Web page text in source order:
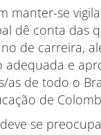
manter-se
dê conta das
de carreira,
adequada e
as de todo o
de
se